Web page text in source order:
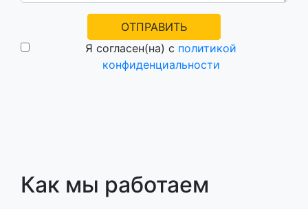
ОТПРАВИТЬ
Я согласен(на) с политикой
конфиденциальности
Как мы работаем